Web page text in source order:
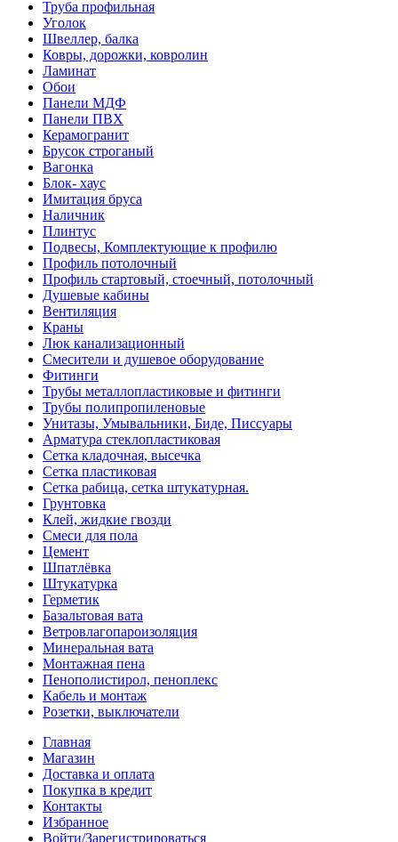
Труба профильная
Уголок
Швеллер, балка
Ковры, дорожки, ковролин
Ламинат
Обои
Панели МДФ
Панели ПВХ
Керамогранит
Брусок строганый
Вагонка
Блок- хаус
Имитация бруса
Наличник
Плинтус
Подвесы, Комплектующие к профилю
Профиль потолочный
Профиль стартовый, стоечный, потолочный
Душевые кабины
Вентиляция
Краны
Люк канализационный
Смесители и душевое оборудование
Фитинги
Трубы металлопластиковые и фитинги
Трубы полипропиленовые
Унитазы, Умывальники, Биде, Писсуары
Арматура стеклопластиковая
Сетка кладочная, высечка
Сетка пластиковая
Сетка рабица, сетка штукатурная.
Грунтовка
Клей, жидкие гвозди
Смеси для пола
Цемент
Шпатлёвка
Штукатурка
Герметик
Базальтовая вата
Ветровлагопароизоляция
Минеральная вата
Монтажная пена
Пенополистирол, пеноплекс
Кабель и монтаж
Розетки, выключатели
Главная
Магазин
Доставка и оплата
Покупка в кредит
Контакты
Избранное
Войти/Зарегистрироваться